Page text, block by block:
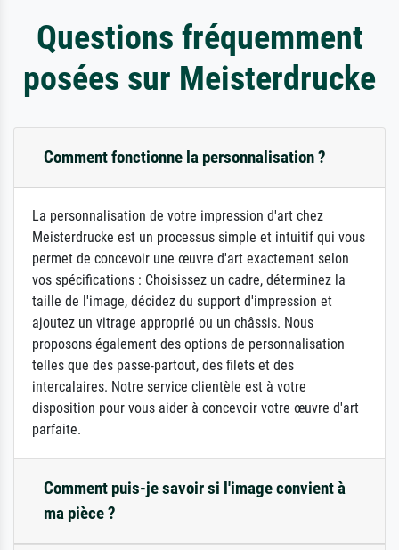
Questions fréquemment
posées sur Meisterdrucke
Comment fonctionne la personnalisation ?
La personnalisation de votre impression d'art chez
Meisterdrucke est un processus simple et intuitif qui vous
permet de concevoir une œuvre d'art exactement selon
vos spécifications : Choisissez un cadre, déterminez la
taille de l'image, décidez du support d'impression et
ajoutez un vitrage approprié ou un châssis. Nous
proposons également des options de personnalisation
telles que des passe-partout, des filets et des
intercalaires. Notre service clientèle est à votre
disposition pour vous aider à concevoir votre œuvre d'art
parfaite.
Comment puis-je savoir si l'image convient à
ma pièce ?